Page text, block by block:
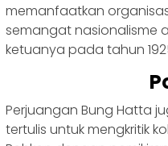
memanfaatkan
semangat nasionalisme
ketuanya pada tahun
Perjuangan Bung Hatta
tertulis untuk mengkritik